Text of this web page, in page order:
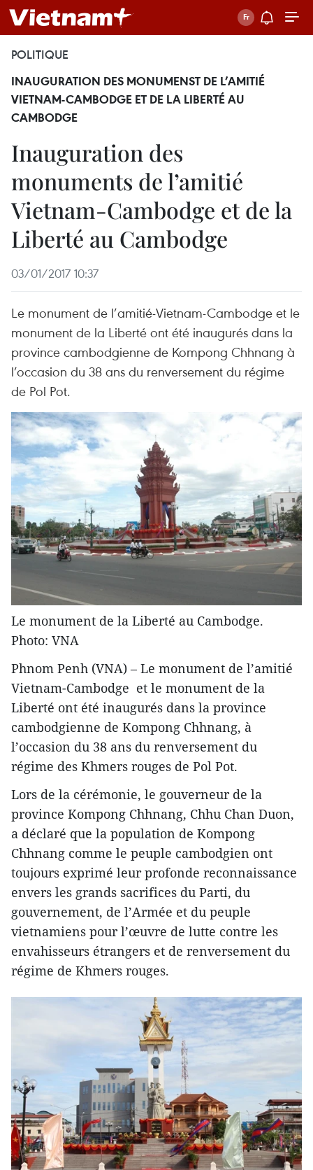
POLITIQUE
INAUGURATION DES MONUMENST DE L’AMITIÉ
VIETNAM-CAMBODGE ET DE LA LIBERTÉ AU
CAMBODGE
Inauguration des
monuments de l’amitié
Vietnam-Cambodge et de la
Liberté au Cambodge
03/01/2017 10:37
Le monument de l’amitié-Vietnam-Cambodge et le
monument de la Liberté ont été inaugurés dans la
province cambodgienne de Kompong Chhnang à
l’occasion du 38 ans du renversement du régime
de Pol Pot.
Le monument de la Liberté au Cambodge.
Photo: VNA
Phnom Penh (VNA) – Le monument de l’amitié
Vietnam-Cambodge et le monument de la
Liberté ont été inaugurés dans la province
cambodgienne de Kompong Chhnang, à
l’occasion du 38 ans du renversement du
régime des Khmers rouges de Pol Pot.
Lors de la cérémonie, le gouverneur de la
province Kompong Chhnang, Chhu Chan Duon,
a déclaré que ​​la population de Kompong
Chhnang comme le peuple cambodgien ​ont
toujours exprimé leur profonde reconnaissance
envers les grands sacrifices du Parti, du
gouvernement, de l’Armée et du peuple
vietnamiens ​pour l’œuvre de lutte contre les
envahisseurs étrangers et de renversement du
régime de Khmers rouges.